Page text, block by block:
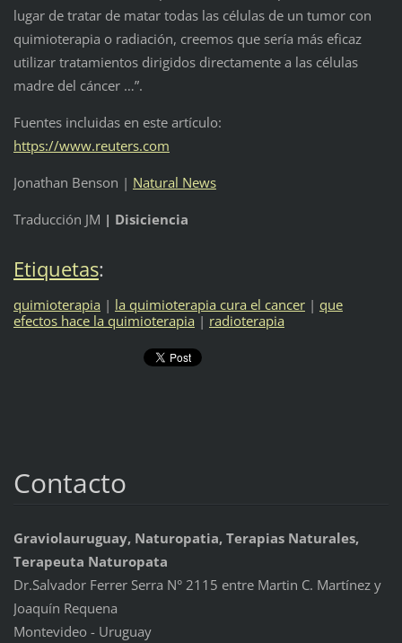
lugar de tratar de matar todas las células de un tumor con
quimioterapia o radiación, creemos que sería más eficaz
utilizar tratamientos dirigidos directamente a las células
madre del cáncer …”.
Fuentes incluidas en este artículo:
https://www.reuters.com
Jonathan Benson | Natural News
Traducción JM | Disiciencia
Etiquetas:
quimioterapia | la quimioterapia cura el cancer | que
efectos hace la quimioterapia | radioterapia
Contacto
Graviolauruguay, Naturopatia, Terapias Naturales,
Terapeuta Naturopata
Dr.Salvador Ferrer Serra N° 2115 entre Martin C. Martínez y
Joaquín Requena
Montevideo - Uruguay